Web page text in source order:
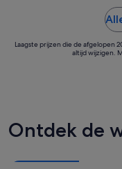
Laagste prijzen die de afgelopen
altijd wijzigen.
Ontdek de